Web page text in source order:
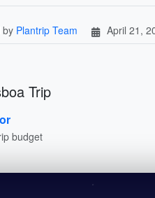
by Plantrip Team April 21,
Trip
budget